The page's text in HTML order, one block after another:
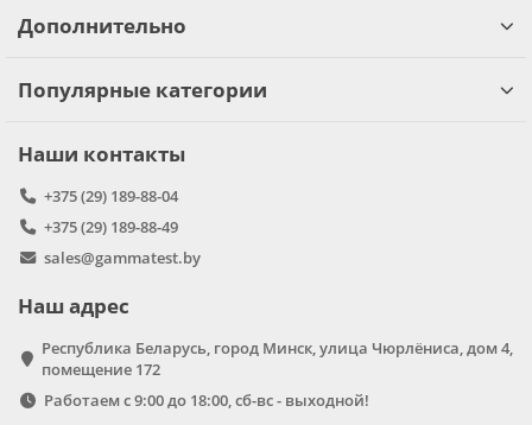
Дополнительно
Популярные категории
Наши контакты
+375 (29) 189-88-04
+375 (29) 189-88-49
sales@gammatest.by
Наш адрес
Республика Беларусь, город Минск, улица Чюрлёниса, дом 4,
помещение 172
Работаем с 9:00 до 18:00, сб-вс - выходной!